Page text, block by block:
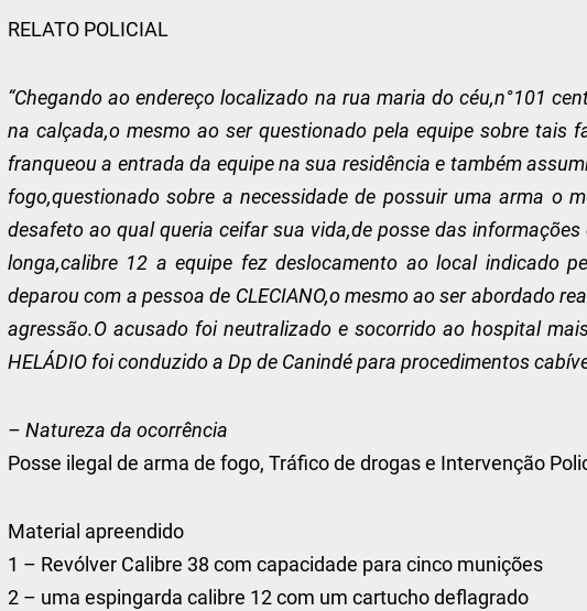
RELATO POLICIAL
“Chegando ao endereço localizado na rua maria do céu,n°101
na calçada,o mesmo ao ser questionado pela equipe sobre tais
franqueou a entrada da equipe na sua residência e também
fogo,questionado sobre a necessidade de possuir uma arma o
desafeto ao qual queria ceifar sua vida,de posse das
longa,calibre 12 a equipe fez deslocamento ao local indicado
deparou com a pessoa de CLECIANO,o mesmo ao ser abordado
agressão.O acusado foi neutralizado e socorrido ao hospital
HELÁDIO foi conduzido a Dp de Canindé para procedimentos
– Natureza da ocorrência
Posse ilegal de arma de fogo, Tráfico de drogas e Intervenção
Material apreendido
1 – Revólver Calibre 38 com capacidade para cinco munições
2 – uma espingarda calibre 12 com um cartucho deflagrado